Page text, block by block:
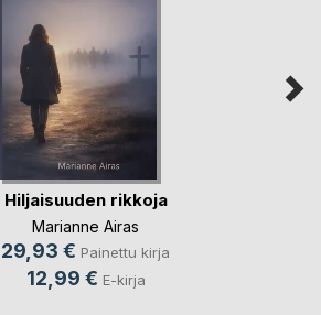
Hiljaisuuden rikkoja
Marianne Airas
29,93 € Painettu kirja
12,99 € E-kirja